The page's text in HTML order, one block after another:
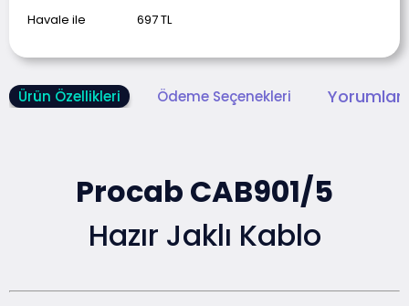
Havale ile 697TL
Ürün Özellikleri Ödeme Seçenekleri
Procab CAB901/5
Hazır Jaklı Kablo